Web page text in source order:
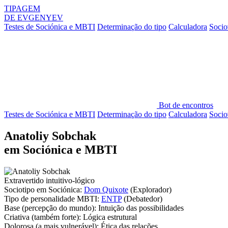
TIPAGEM
DE EVGENYEV
Testes de Sociónica e MBTI Determinação do tipo Calculadora
Bot de encontros
Testes de Sociónica e MBTI Determinação do tipo Calculadora
Anatoliy Sobchak
em Sociónica e MBTI
Extravertido intuitivo-lógico
Sociotipo em Sociónica: Dom Quixote (Explorador)
Tipo de personalidade MBTI: ENTP(Debatedor)
Base (percepção do mundo): Intuição das possibilidades
Criativa (também forte): Lógica estrutural
Dolorosa (a mais vulnerável): Ética das relações